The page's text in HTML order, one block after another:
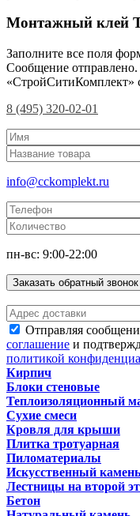
Монтажный клей
Заполните все поля
Сообщение
«СтройСитиКомплект»
8 (495) 320-02-01
info@cckomplekt.ru
пн-вс: 9:00-22:00
Заказать обратный звонок
Отправляя
соглашение и
политикой
Кирпич
Блоки стеновые
Теплоизоляционный
Сухие смеси
Кровля для крыши
Плитка тротуарная
Пиломатериалы
Искусственный камень
Лестницы на второй
Бетон